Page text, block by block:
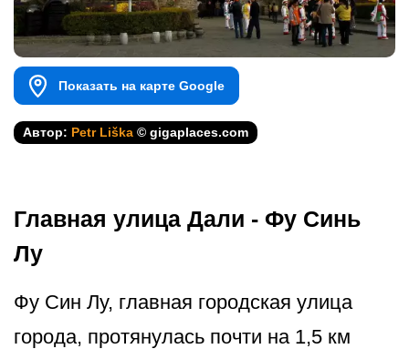
Показать на карте Google
Автор: Petr Liška © gigaplaces.com
Главная улица Дали - Фу Синь
Лу
Фу Син Лу, главная городская улица
города, протянулась почти на 1,5 км